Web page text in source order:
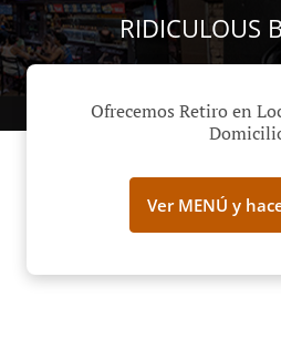
RIDICULOUS
Ofrecemos Retiro en
Ver MENÚ y